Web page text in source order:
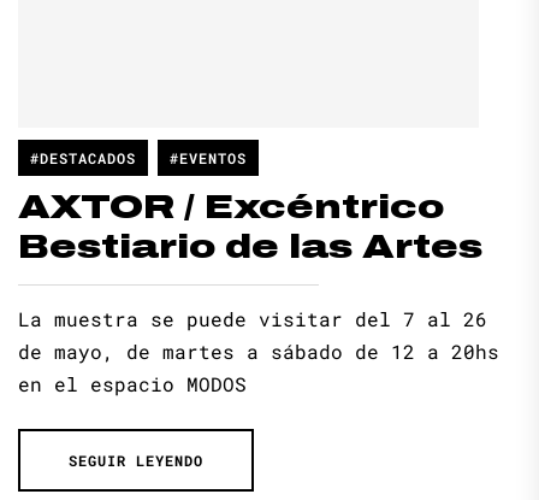
#DESTACADOS #EVENTOS
AXTOR / Excéntrico
Bestiario de las Artes
La muestra se puede visitar del 7 al 26
de mayo, de martes a sábado de 12 a 20hs
en el espacio MODOS
SEGUIR LEYENDO